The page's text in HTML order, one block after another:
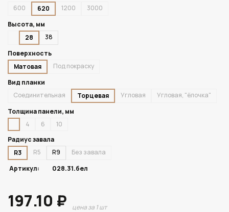
600
620 1200
3000
Высота, мм
28
38
Поверхность
Матовая
Под покраску
Вид планки
Соединительная
Торцевая Угловая
Угловая, "ёлочка"
Толщина панели, мм
4
6
10
Радиус завала
R3
R5 R9
Без завала
Артикул:
028.31.бел
197.10 ₽ цена за 1 шт